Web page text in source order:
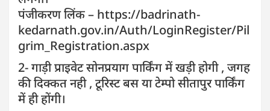
पंजीकरण लिंक – https://badrinath-
kedarnath.gov.in/Auth/LoginRegister/Pil
grim_Registration.aspx
2- गाड़ी प्राइवेट सोनप्रयाग पार्किंग में खड़ी होगी , जगह
की दिक्कत नही , टूरिस्ट बस या टेम्पो सीतापुर पार्किंग
में ही होंगी।